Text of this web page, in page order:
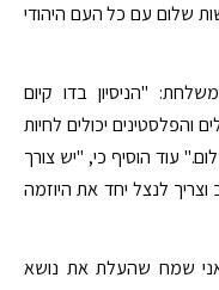
שלום עם כל העם היהודי
"הניסיון בדו קיום
והפלסטינים יכולים לחיות
עוד הוסיף כי, "יש צורך
לנצל יחד את היוזמה
שמח שהעלת את נושא